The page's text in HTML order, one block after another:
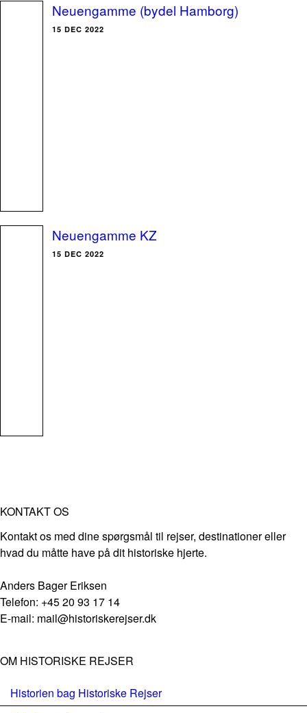
Neuengamme (bydel Hamborg)
15 DEC 2022
Neuengamme KZ
15 DEC 2022
KONTAKT OS
Kontakt os med dine spørgsmål til rejser, destinationer eller
hvad du måtte have på dit historiske hjerte.
Anders Bager Eriksen
Telefon: +45 20 93 17 14
E-mail: mail@historiskerejser.dk
OM HISTORISKE REJSER
Historien bag Historiske Rejser